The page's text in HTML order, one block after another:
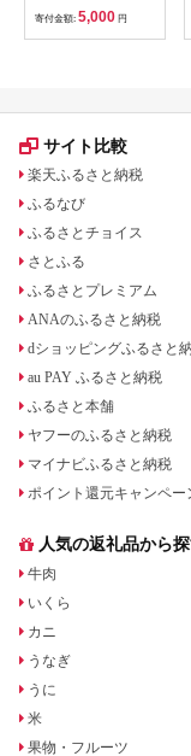
寄付金額: 5,000 円
サイト比較
楽天ふるさと納税
ふるなび
ふるさとチョイス
さとふる
ふるさとプレミアム
ANAのふるさと納税
dショッピングふるさと
au PAY ふるさと納税
ふるさと本舗
ヤフーのふるさと納税
マイナビふるさと納税
ポイント還元キャンペー
人気の返礼品から
牛肉
いくら
カニ
うなぎ
うに
米
果物・フルーツ